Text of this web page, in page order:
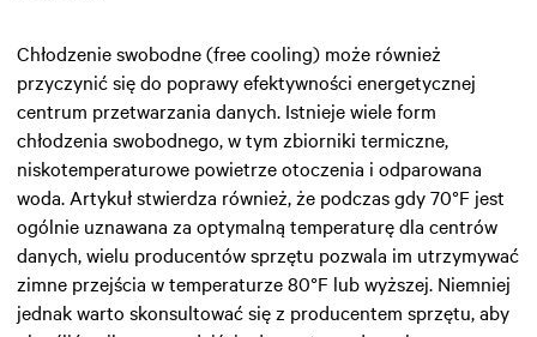
Chłodzenie swobodne (free cooling) może również
przyczynić się do poprawy efektywności energetycznej
centrum przetwarzania danych. Istnieje wiele form
chłodzenia swobodnego, w tym zbiorniki termiczne,
niskotemperaturowe powietrze otoczenia i odparowana
woda. Artykuł stwierdza również, że podczas gdy 70°F jest
ogólnie uznawana za optymalną temperaturę dla centrów
danych, wielu producentów sprzętu pozwala im utrzymywać
zimne przejścia w temperaturze 80°F lub wyższej. Niemniej
jednak warto skonsultować się z producentem sprzętu, aby